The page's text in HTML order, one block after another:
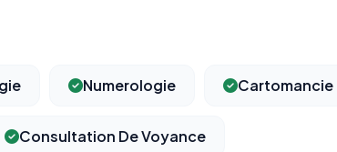
Numerologie Cartomancie
Consultation De Voyance